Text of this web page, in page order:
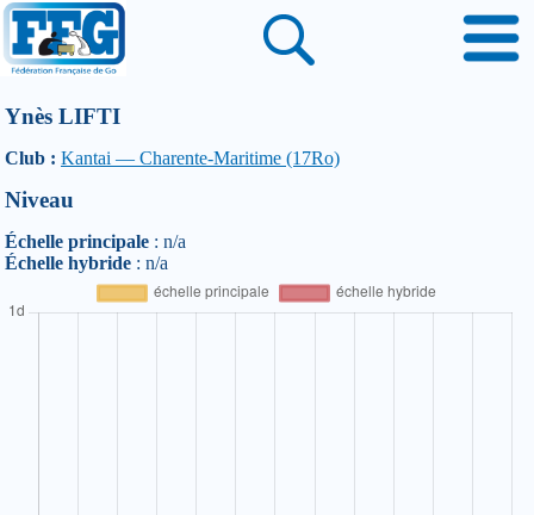
Ynès LIFTI
Club : Kantai — Charente-Maritime (17Ro)
Niveau
Échelle principale : n/a
Échelle hybride : n/a